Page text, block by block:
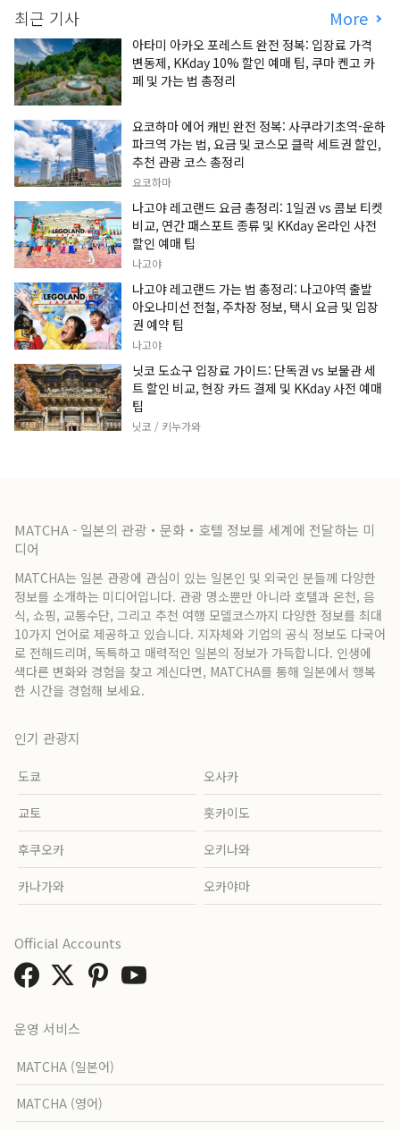
최근 기사 More
아타미 아카오 포레스트 완전 정복: 입장료 가격
변동제, KKday 10% 할인 예매 팁, 쿠마 켄고 카
페 및 가는 법 총정리
요코하마 에어 캐빈 완전 정복: 사쿠라기초역-운하
파크역 가는 법, 요금 및 코스모 클락 세트권 할인,
추천 관광 코스 총정리
요코하마
나고야 레고랜드 요금 총정리: 1일권 vs 콤보 티켓
비교, 연간 패스포트 종류 및 KKday 온라인 사전
할인 예매 팁
나고야
나고야 레고랜드 가는 법 총정리: 나고야역 출발
아오나미선 전철, 주차장 정보, 택시 요금 및 입장
권 예약 팁
나고야
닛코 도쇼구 입장료 가이드: 단독권 vs 보물관 세
트 할인 비교, 현장 카드 결제 및 KKday 사전 예매
팁
닛코 / 키누가와
MATCHA - 일본의 관광・문화・호텔 정보를 세계에 전달하는 미
디어
MATCHA는 일본 관광에 관심이 있는 일본인 및 외국인 분들께 다양한
정보를 소개하는 미디어입니다. 관광 명소뿐만 아니라 호텔과 온천, 음
식, 쇼핑, 교통수단, 그리고 추천 여행 모델코스까지 다양한 정보를 최대
10가지 언어로 제공하고 있습니다. 지자체와 기업의 공식 정보도 다국어
로 전해드리며, 독특하고 매력적인 일본의 정보가 가득합니다. 인생에
색다른 변화와 경험을 찾고 계신다면, MATCHA를 통해 일본에서 행복
한 시간을 경험해 보세요.
인기 관광지
도쿄 오사카
교토 홋카이도
후쿠오카 오키나와
카나가와 오카야마
운영 서비스
MATCHA (일본어)
MATCHA (영어)
Official Accounts